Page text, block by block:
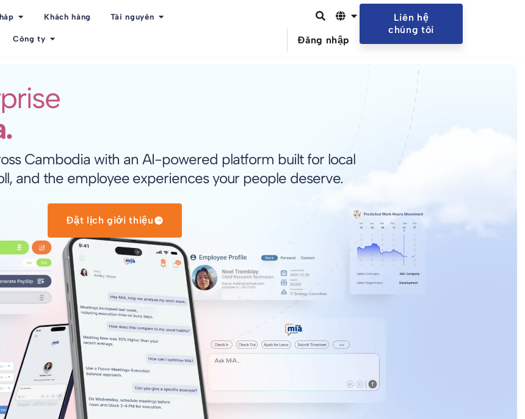
Khách hàng Tài nguyên
Công ty Đăng nhập
Liên hệ
chúng tôi
Cambodia with an AI-powered platform built for local
and the employee experiences your people deserve.
Đặt lịch giới thiệu